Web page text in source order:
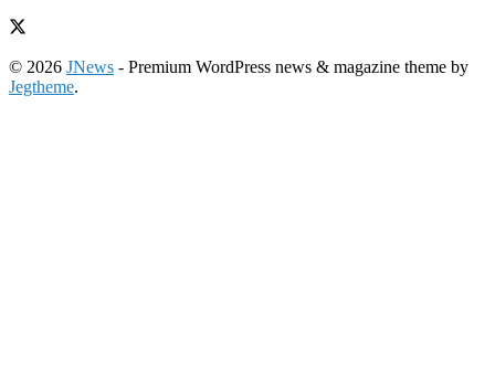
© 2026 JNews - Premium WordPress news & magazine theme by
Jegtheme.